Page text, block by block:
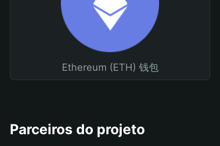
Ethereum (ETH) 钱包
Parceiros do projeto